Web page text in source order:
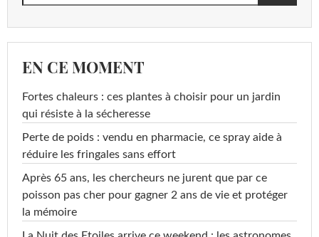
EN CE MOMENT
Fortes chaleurs : ces plantes à choisir pour un jardin
qui résiste à la sécheresse
Perte de poids : vendu en pharmacie, ce spray aide à
réduire les fringales sans effort
Après 65 ans, les chercheurs ne jurent que par ce
poisson pas cher pour gagner 2 ans de vie et protéger
la mémoire